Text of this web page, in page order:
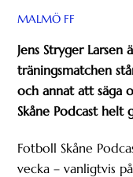
MALMÖ FF
Jens Stryger
träningsmatchen
och annat att säga
Skåne Podcast helt
Fotboll Skåne
vecka – vanligtvis